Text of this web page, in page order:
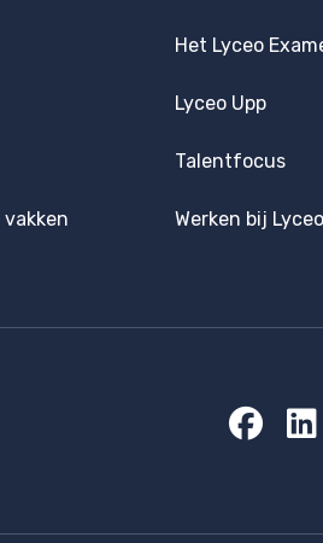
Het Lyceo
Lyceo Upp
Talentfocus
Werken bij Lyceo